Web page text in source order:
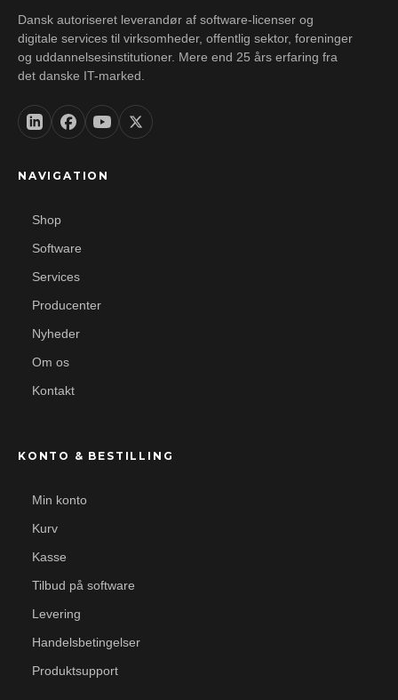
Dansk autoriseret leverandør af software-licenser og
digitale services til virksomheder, offentlig sektor, foreninger
og uddannelsesinstitutioner. Mere end 25 års erfaring fra
det danske IT-marked.
NAVIGATION
Shop
Software
Services
Producenter
Nyheder
Om os
Kontakt
KONTO & BESTILLING
Min konto
Kurv
Kasse
Tilbud på software
Levering
Handelsbetingelser
Produktsupport